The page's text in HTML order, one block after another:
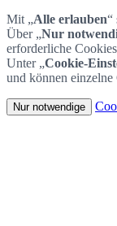
Mit „Alle erlauben“
Über „Nur
erforderliche
Unter „Cookie-
und können
Nur notwendige